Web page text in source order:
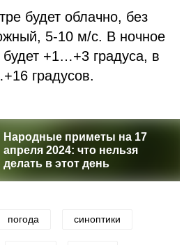
будет облачно, без
5-10 м/с. В ночное
+1…+3 градуса, в
градусов.
Народные приметы на 17
апреля 2024: что нельзя
делать в этот день
погода синоптики